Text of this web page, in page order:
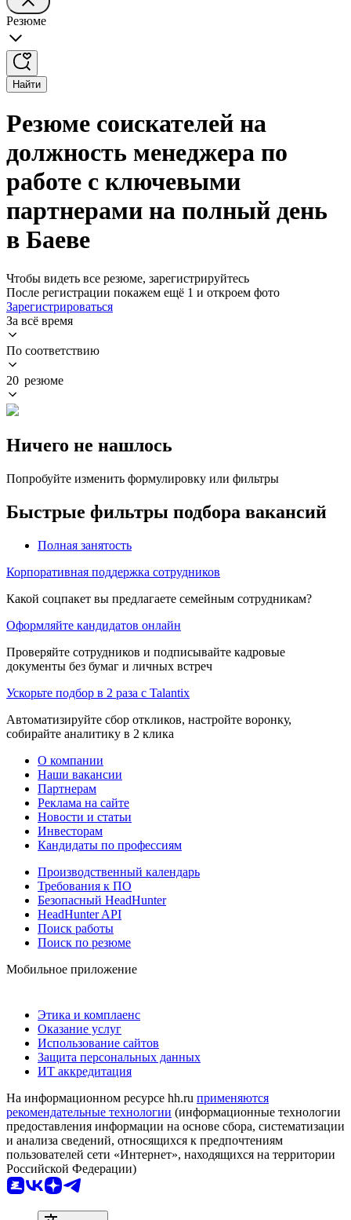
Резюме
Найти
Резюме соискателей на
должность менеджера по
работе с ключевыми
партнерами на полный день
в Баеве
Чтобы видеть все резюме, зарегистрируйтесь
После регистрации покажем ещё 1 и откроем фото
Зарегистрироваться
За всё время
По соответствию
20 резюме
Ничего не нашлось
Попробуйте изменить формулировку или фильтры
Быстрые фильтры подбора вакансий
Полная занятость
Корпоративная поддержка сотрудников
Какой соцпакет вы предлагаете семейным сотрудникам?
Оформляйте кандидатов онлайн
Проверяйте сотрудников и подписывайте кадровые
документы без бумаг и личных встреч
Ускорьте подбор в 2 раза с Talantix
Автоматизируйте сбор откликов, настройте воронку,
собирайте аналитику в 2 клика
О компании
Наши вакансии
Партнерам
Реклама на сайте
Новости и статьи
Инвесторам
Кандидаты по профессиям
Производственный календарь
Требования к ПО
Безопасный HeadHunter
HeadHunter API
Поиск работы
Поиск по резюме
Мобильное приложение
Этика и комплаенс
Оказание услуг
Использование сайтов
Защита персональных данных
ИТ аккредитация
На информационном ресурсе hh.ru применяются
рекомендательные технологии (информационные технологии
предоставления информации на основе сбора, систематизации
и анализа сведений, относящихся к предпочтениям
пользователей сети «Интернет», находящихся на территории
Российской Федерации)